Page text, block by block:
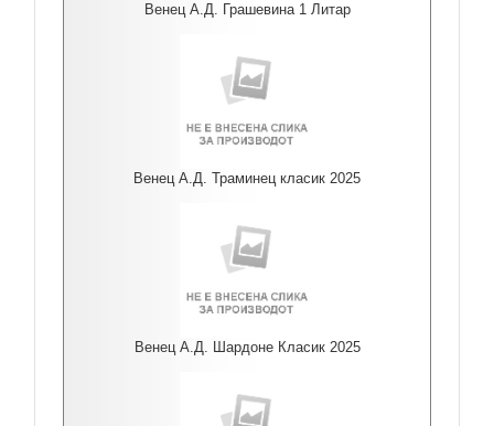
Венец А.Д. Грашевина 1 Литар
Венец А.Д. Траминец класик 2025
Венец А.Д. Шардоне Класик 2025